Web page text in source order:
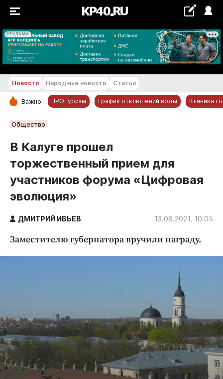
РЕКЛАМА
+20...+21 °С
РУБРИКИ
Новости компаний
Статьи
Народные новости
Авто и транспорт
Благоустройство
Культура
Праздники
Происшествия
Спорт
Экономика и бизнес
Новости Народные новости Статьи
Важно: ПРОтуризм График отключений воды Клиника
Общество
В Калуге прошел
торжественный прием для
участников форума «Цифровая
эволюция»
ДМИТРИЙ ИВЬЕВ 13.08.2021, 10:05
Заместителю губернатора вручили награду.